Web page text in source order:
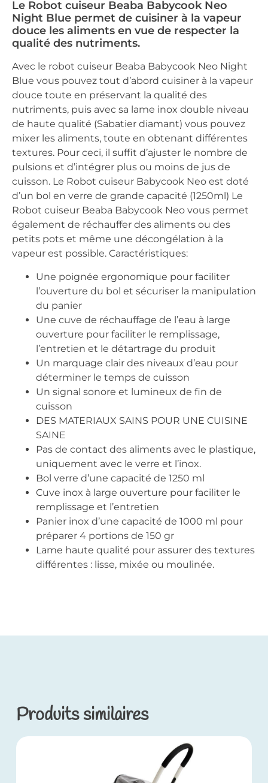
Le Robot cuiseur Beaba Babycook Neo
Night Blue permet de cuisiner à la vapeur
douce les aliments en vue de respecter la
qualité des nutriments.
Avec le robot cuiseur Beaba Babycook Neo Night
Blue vous pouvez tout d’abord cuisiner à la vapeur
douce toute en préservant la qualité des
nutriments, puis avec sa lame inox double niveau
de haute qualité (Sabatier diamant) vous pouvez
mixer les aliments, toute en obtenant différentes
textures. Pour ceci, il suffit d’ajuster le nombre de
pulsions et d’intégrer plus ou moins de jus de
cuisson. Le Robot cuiseur Babycook Neo est doté
d’un bol en verre de grande capacité (1250ml) Le
Robot cuiseur Beaba Babycook Neo vous permet
également de réchauffer des aliments ou des
petits pots et même une décongélation à la
vapeur est possible. Caractéristiques:
Une poignée ergonomique pour faciliter
l’ouverture du bol et sécuriser la manipulation
du panier
Une cuve de réchauffage de l’eau à large
ouverture pour faciliter le remplissage,
l’entretien et le détartrage du produit
Un marquage clair des niveaux d’eau pour
déterminer le temps de cuisson
Un signal sonore et lumineux de fin de
cuisson
DES MATERIAUX SAINS POUR UNE CUISINE
SAINE
Pas de contact des aliments avec le plastique,
uniquement avec le verre et l’inox.
Bol verre d’une capacité de 1250 ml
Cuve inox à large ouverture pour faciliter le
remplissage et l’entretien
Panier inox d’une capacité de 1000 ml pour
préparer 4 portions de 150 gr
Lame haute qualité pour assurer des textures
différentes : lisse, mixée ou moulinée.
Produits similaires